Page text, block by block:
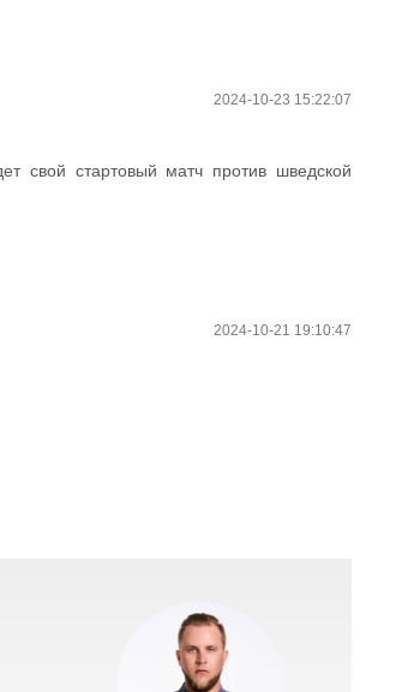
2024-10-23 15:22:07
свой стартовый матч против шведской
2024-10-21 19:10:47